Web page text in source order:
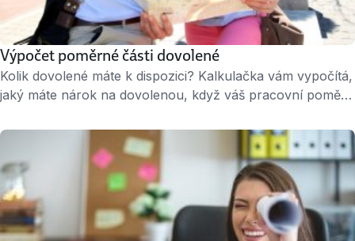
Výpočet poměrné části dovolené
Kolik dovolené máte k dispozici? Kalkulačka vám vypočítá,
jaký máte nárok na dovolenou, když váš pracovní poměr
zaměstnanec, který u svého zaměstnavatele odpracoval
alespoň 60 dnů. Kalkulačka je dostupná na webu
Peníze.cz – zde.